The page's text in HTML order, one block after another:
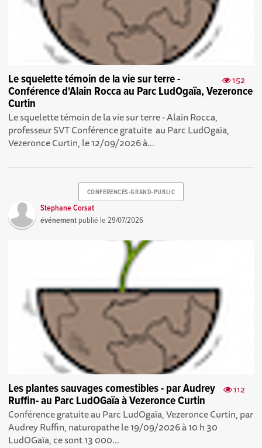
152
Le squelette témoin de la vie sur terre -
Conférence d'Alain Rocca au Parc LudOgaïa, Vezeronce
Curtin
Le squelette témoin de la vie sur terre - Alain Rocca,
professeur SVT Conférence gratuite au Parc LudOgaïa,
Vezeronce Curtin, le 12/09/2026 à...
CONFERENCES-GRAND-PUBLIC
Stephane Corsat
événement publié le29/07/2026
112
Les plantes sauvages comestibles - par Audrey
Ruffin- au Parc LudOGaïa à Vezeronce Curtin
Conférence gratuite au Parc LudOgaïa, Vezeronce Curtin, par
Audrey Ruffin, naturopathe le 19/09/2026 à 10 h 30
LudOGaïa, ce sont 13 000...